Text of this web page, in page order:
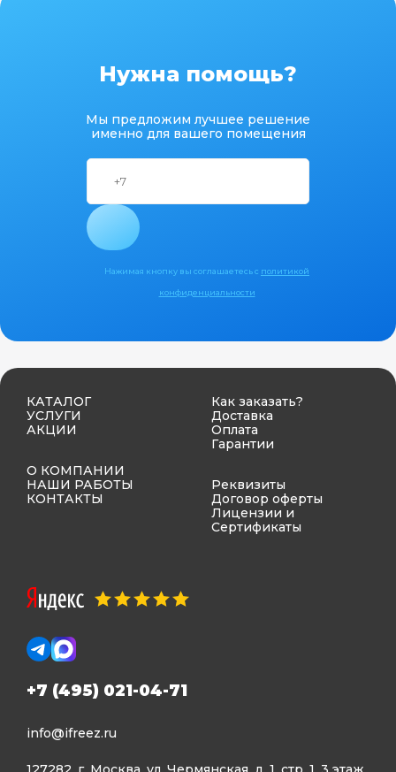
Нужна помощь?
Мы предложим лучшее решение
именно для вашего помещения
Нажимая кнопку вы соглашаетесь с политикой
конфиденциальности
КАТАЛОГ
УСЛУГИ
АКЦИИ
О КОМПАНИИ
НАШИ РАБОТЫ
КОНТАКТЫ
Как заказать?
Доставка
Оплата
Гарантии
Реквизиты
Договор оферты
Лицензии и
Сертификаты
+7 (495) 021-04-71
info@ifreez.ru